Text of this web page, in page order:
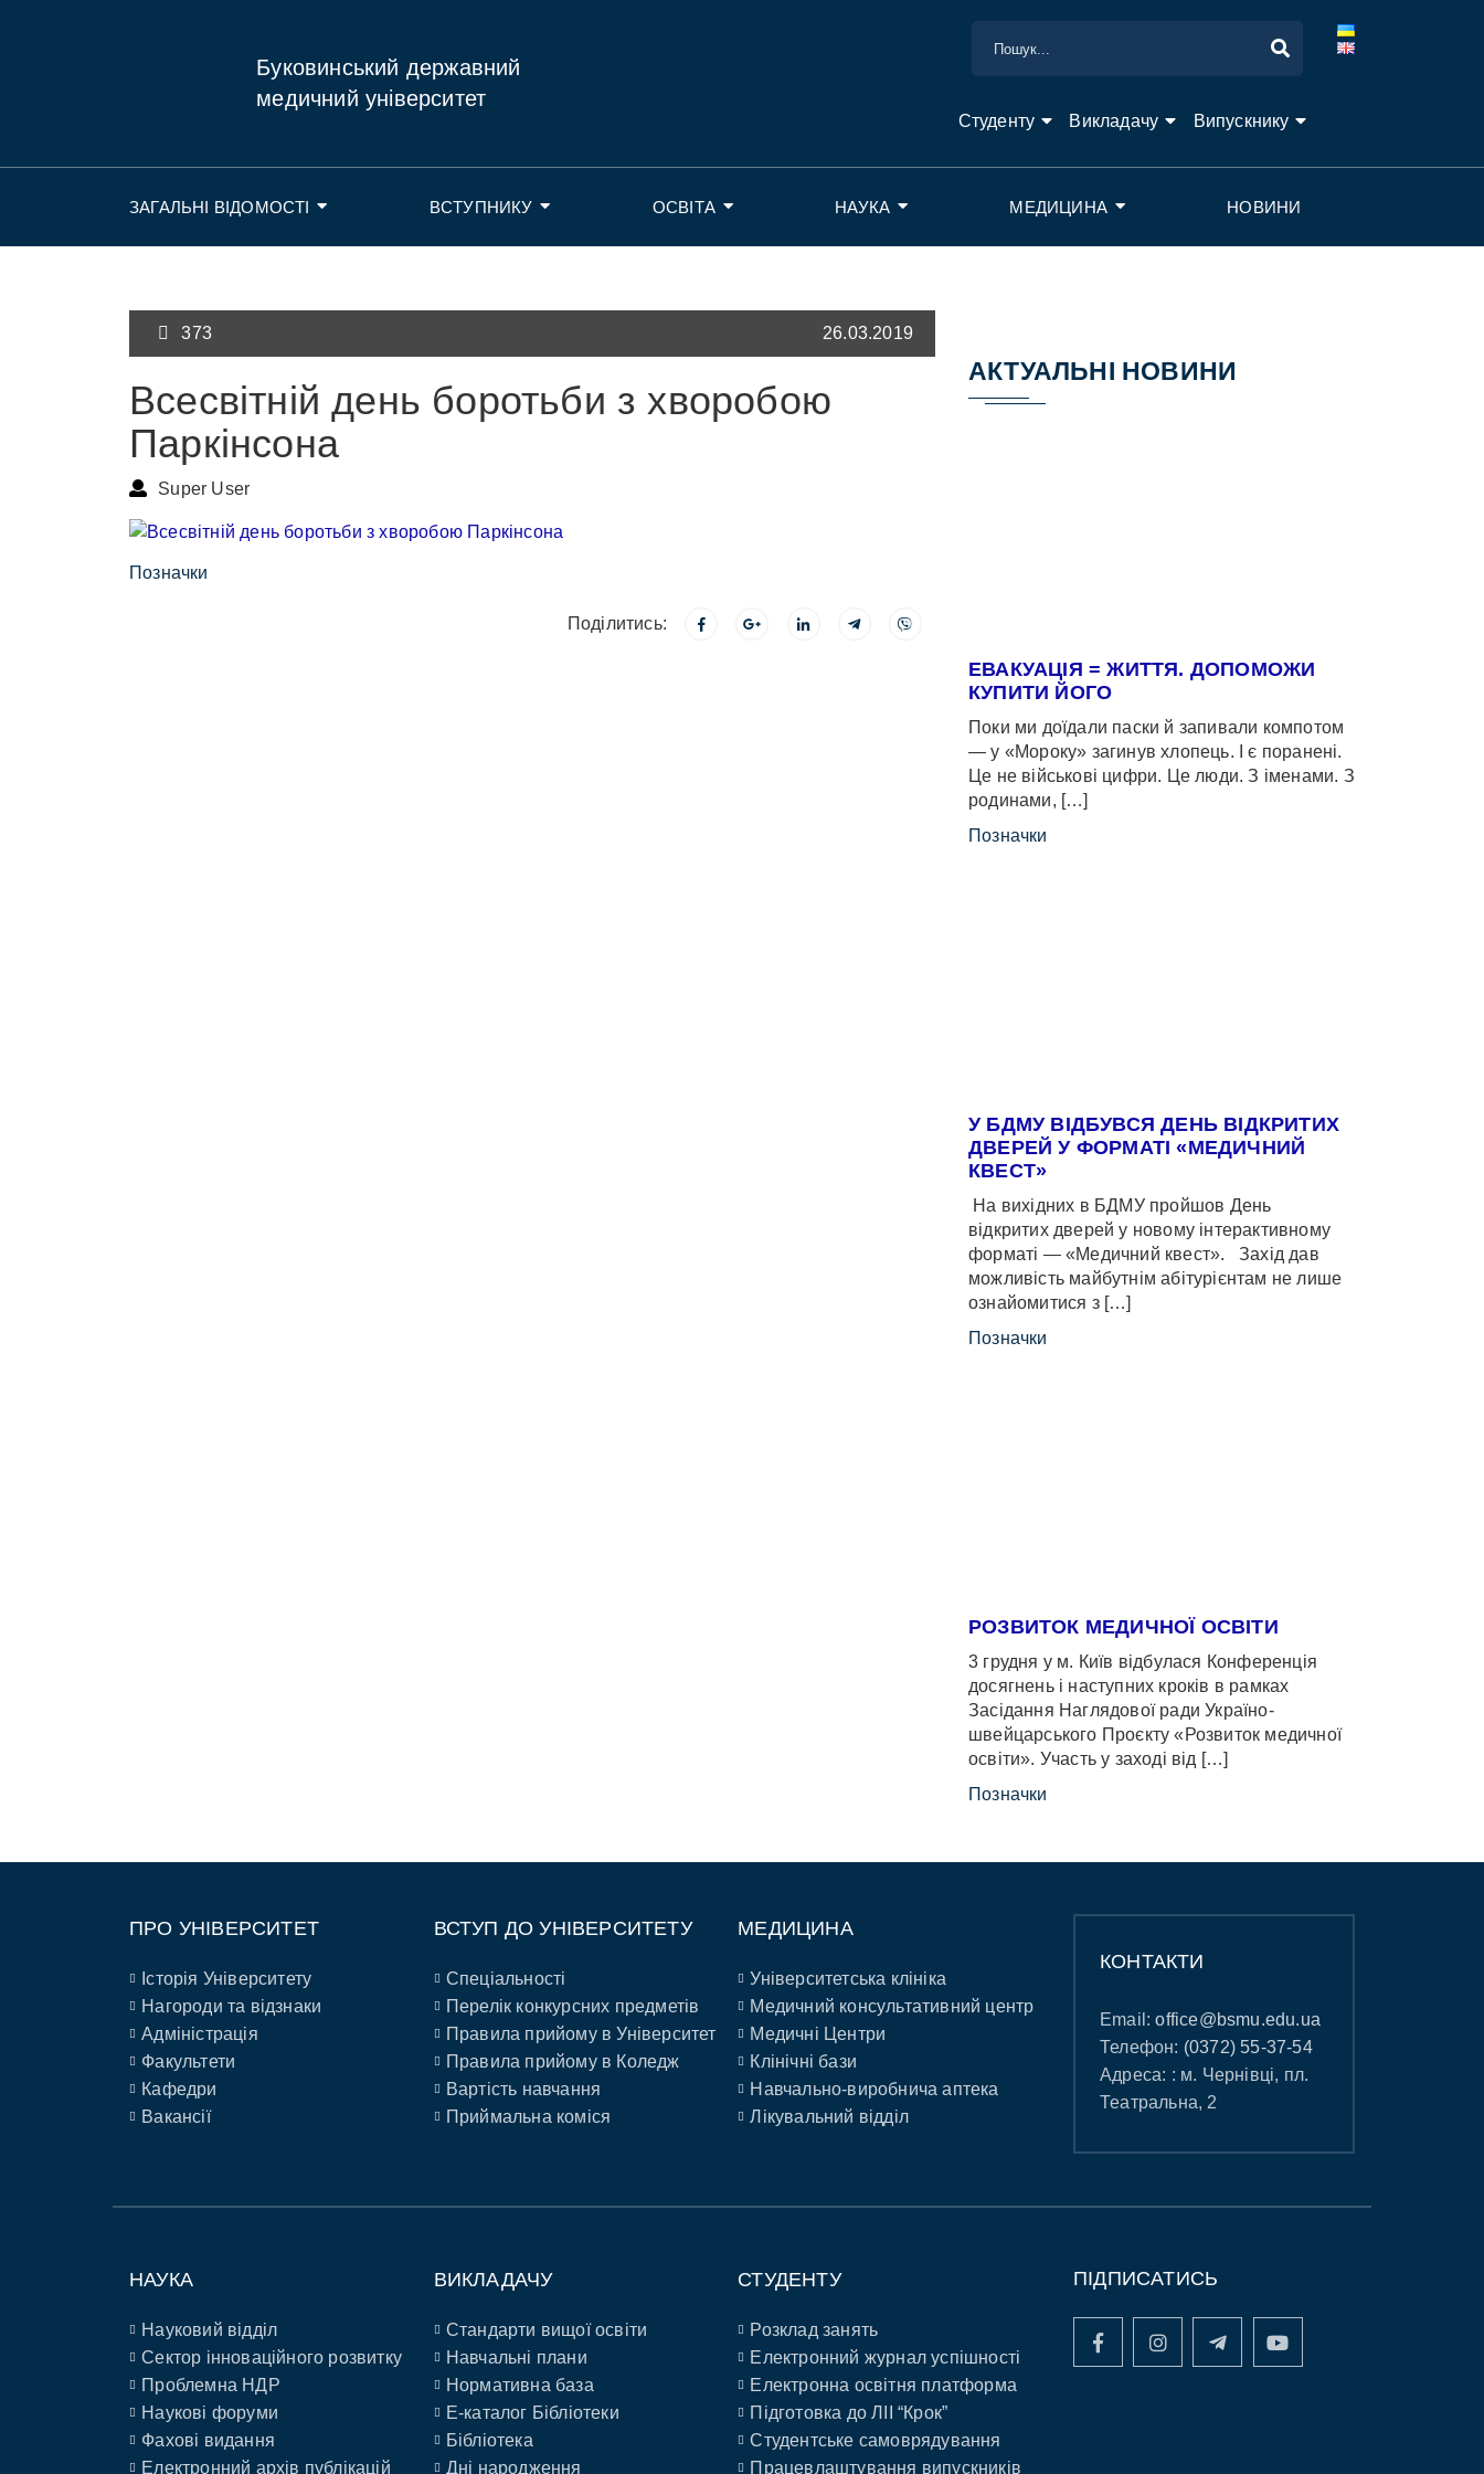
Буковинський державний
медичний університет
Студенту Викладачу Випускнику
ЗАГАЛЬНІ ВІДОМОСТІ ВСТУПНИКУ ОСВІТА НАУКА МЕДИЦИНА НОВИНИ
373 26.03.2019
Всесвітній день боротьби з хворобою
Паркінсона
Super User
Позначки
Поділитись:
АКТУАЛЬНІ НОВИНИ
ЕВАКУАЦІЯ = ЖИТТЯ. ДОПОМОЖИ
КУПИТИ ЙОГО
Поки ми доїдали паски й запивали компотом
— у «Мороку» загинув хлопець. І є поранені.
Це не військові цифри. Це люди. З іменами. З
родинами, […]
Позначки
У БДМУ ВІДБУВСЯ ДЕНЬ ВІДКРИТИХ
ДВЕРЕЙ У ФОРМАТІ «МЕДИЧНИЙ
КВЕСТ»
На вихідних в БДМУ пройшов День
відкритих дверей у новому інтерактивному
форматі — «Медичний квест». Захід дав
можливість майбутнім абітурієнтам не лише
ознайомитися з […]
Позначки
РОЗВИТОК МЕДИЧНОЇ ОСВІТИ
3 грудня у м. Київ відбулася Конференція
досягнень і наступних кроків в рамках
Засідання Наглядової ради Україно-
швейцарського Проєкту «Розвиток медичної
освіти». Участь у заході від […]
Позначки
ПРО УНІВЕРСИТЕТ
Історія Університету
Нагороди та відзнаки
Адміністрація
Факультети
Кафедри
Вакансії
ВСТУП ДО УНІВЕРСИТЕТУ
Спеціальності
Перелік конкурсних предметів
Правила прийому в Університет
Правила прийому в Коледж
Вартість навчання
Приймальна коміся
МЕДИЦИНА
Університетська клініка
Медичний консультативний центр
Медичні Центри
Клінічні бази
Навчально-виробнича аптека
Лікувальний відділ
КОНТАКТИ
Email:office@bsmu.edu.ua
Телефон: (0372) 55-37-54
Адреса: : м. Чернівці, пл.
Театральна, 2
НАУКА
Науковий відділ
Сектор інноваційного розвитку
Проблемна НДР
Наукові форуми
Фахові видання
Електронний архів публікацій
ВИКЛАДАЧУ
Стандарти вищої освіти
Навчальні плани
Нормативна база
E-каталог Бібліотеки
Бібліотека
Дні народження
СТУДЕНТУ
Розклад занять
Електронний журнал успішності
Електронна освітня платформа
Підготовка до ЛІІ “Крок”
Студентське самоврядування
Працевлаштування випускників
ПІДПИСАТИСЬ